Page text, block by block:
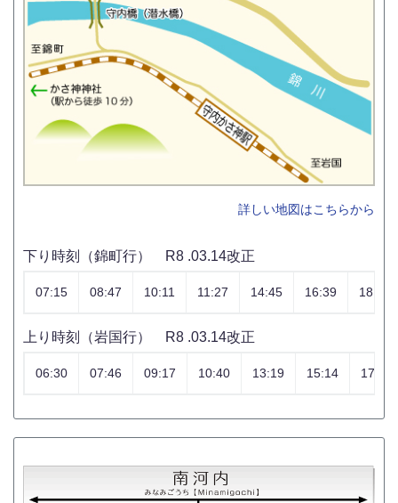
詳しい地図はこちらから
下り時刻（錦町行） R8 .03.14改正
07:15 08:47 10:11 11:27 14:45 16:39 18:02
上り時刻（岩国行） R8 .03.14改正
06:30 07:46 09:17 10:40 13:19 15:14 17:09